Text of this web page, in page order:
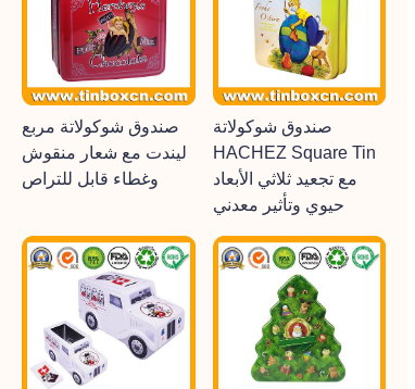
صندوق شوكولاتة مربع
ليندت مع شعار منقوش
وغطاء قابل للتراص
صندوق شوكولاتة
HACHEZ Square Tin
مع تجعيد ثلاثي الأبعاد
حيوي وتأثير معدني